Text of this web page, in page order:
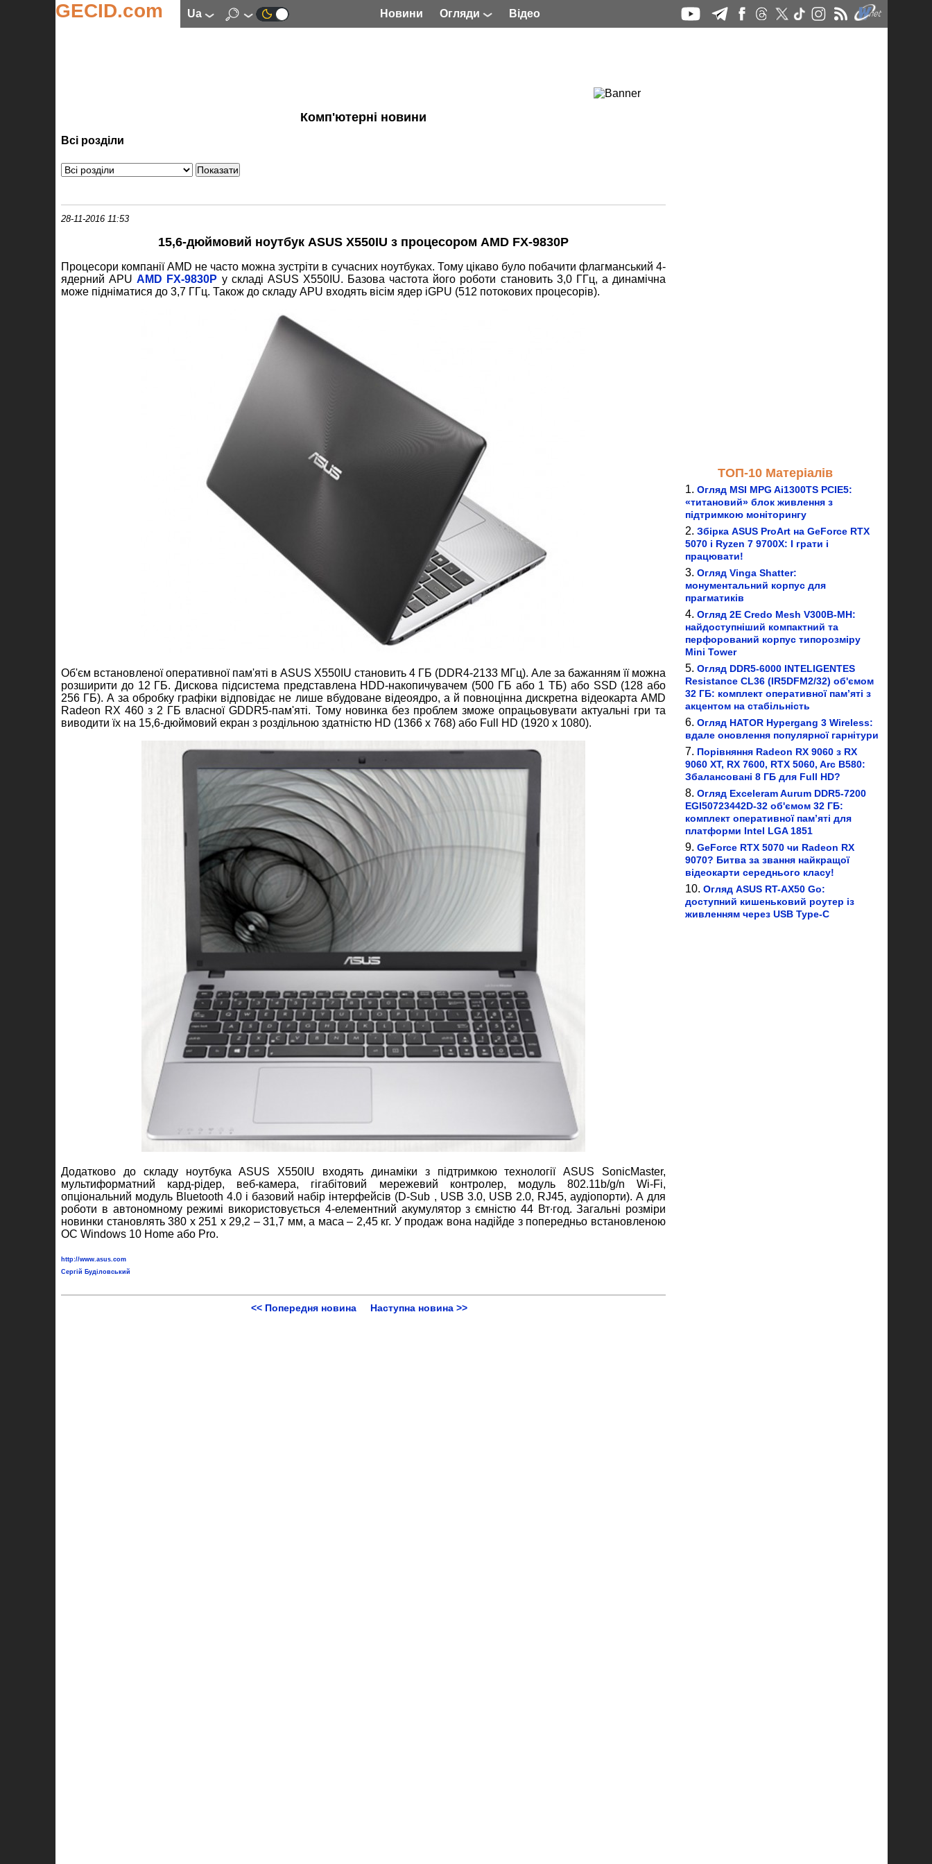
GECID.com ua Новини Огляди Відео
Комп'ютерні новини
Всі розділи
28-11-2016 11:53
15,6-дюймовий ноутбук ASUS X550IU з процесором AMD FX-9830P
Процесори компанії AMD не часто можна зустріти в сучасних ноутбуках. Тому цікаво було побачити флагманський 4-
ядерний APUAMD FX-9830P у складі ASUS X550IU. Базова частота його роботи становить 3,0 ГГц, а динамічна
може підніматися до 3,7 ГГц. Також до складу APU входять вісім ядер iGPU (512 потокових процесорів).
Об'єм встановленої оперативної пам'яті в ASUS X550IU становить 4 ГБ (DDR4-2133 МГц). Але за бажанням її можна
розширити до 12 ГБ. Дискова підсистема представлена HDD-накопичувачем (500 ГБ або 1 ТБ) або SSD (128 або
256 ГБ). А за обробку графіки відповідає не лише вбудоване відеоядро, а й повноцінна дискретна відеокарта AMD
Radeon RX 460 з 2 ГБ власної GDDR5-пам'яті. Тому новинка без проблем зможе опрацьовувати актуальні гри та
виводити їх на 15,6-дюймовий екран з роздільною здатністю HD (1366 x 768) або Full HD (1920 x 1080).
Додатково до складу ноутбука ASUS X550IU входять динаміки з підтримкою технології ASUS SonicMaster,
мультиформатний кард-рідер, веб-камера, гігабітовий мережевий контролер, модуль 802.11b/g/n Wi-Fi,
опціональний модуль Bluetooth 4.0 і базовий набір інтерфейсів (D-Sub , USB 3.0, USB 2.0, RJ45, аудіопорти). А для
роботи в автономному режимі використовується 4-елементний акумулятор з ємністю 44 Вт∙год. Загальні розміри
новинки становлять 380 х 251 х 29,2 – 31,7 мм, а маса – 2,45 кг. У продаж вона надійде з попередньо встановленою
ОС Windows 10 Home або Pro.
http://www.asus.com
Сергій Буділовський
<< Попередня новина Наступна новина >>
ТОП-10 Матеріалів
Огляд MSI MPG Ai1300TS PCIE5:
«титановий» блок живлення з
підтримкою моніторингу
Збірка ASUS ProArt на GeForce RTX
5070 і Ryzen 7 9700X: І грати і
працювати!
Огляд Vinga Shatter:
монументальний корпус для
прагматиків
Огляд 2E Credo Mesh V300B-MH:
найдоступніший компактний та
перфорований корпус типорозміру
Mini Tower
Огляд DDR5-6000 INTELIGENTES
Resistance CL36 (IR5DFM2/32) об'ємом
32 ГБ: комплект оперативної пам’яті з
акцентом на стабільність
Огляд HATOR Hypergang 3 Wireless:
вдале оновлення популярної гарнітури
Порівняння Radeon RX 9060 з RX
9060 XT, RX 7600, RTX 5060, Arc B580:
Збалансовані 8 ГБ для Full HD?
Огляд Exceleram Aurum DDR5-7200
EGI50723442D-32 об'ємом 32 ГБ:
комплект оперативної пам’яті для
платформи Intel LGA 1851
GeForce RTX 5070 чи Radeon RX
9070? Битва за звання найкращої
відеокарти середнього класу!
Огляд ASUS RT-AX50 Go:
доступний кишеньковий роутер із
живленням через USB Type-C